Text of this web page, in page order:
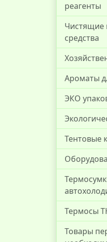
реагенты
средства
Ароматы
ЭКО
Тентовые
Термосы
Товары